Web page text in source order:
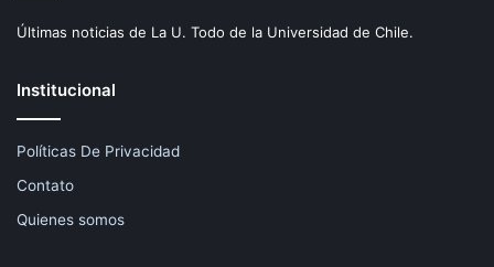
Últimas noticias de La U. Todo de la Universidad de Chile.
Institucional
Políticas De Privacidad
Contato
Quienes somos